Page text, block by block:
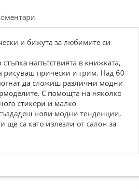
и бижута за любимите си
напътствията в книжката,
рисуваш прически и грим. Над 60
да сложиш различни модни
С помощта на няколко
стикери и малко
нови модни тенденции,
ще са като излезли от салон за